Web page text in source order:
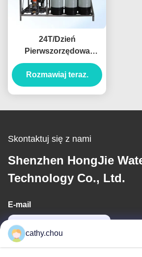
24T/Dzień
Pierwszorzędowa
maszyna RO do
oczyszczania czystej
wody
Rozmawiaj teraz.
Skontaktuj się z nami
Shenzhen HongJie
Technology Co., Ltd.
E-mail
cathy.chou